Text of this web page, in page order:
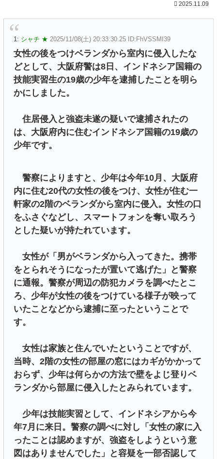
2025.11.09
1: シャチ ★ 2025/11/08(土) 20:33:30.25 ID:FhVSSMI39
女性の後をつけベランダから室内に侵入したな
どとして、大阪府警は8日、インドネシア国籍の
技能実習生の19歳の少年を逮捕したことを明ら
かにしました。
住居侵入と強盗未遂の疑いで逮捕されたの
は、大阪府内に住むインドネシア国籍の19歳の
少年です。
警察によりますと、少年は今年10月、大阪府
内に住む20代の女性の後をつけ、女性が住む一
軒家の2階のベランダから室内に侵入。女性の口
をふさぐなどし、スマートフォンを奪い取ろう
とした疑いが持たれています。
女性が「男がベランダから入ってきた。携帯
をとられそうになったが置いて逃げた」と警察
に通報。警察が周辺の防犯カメラを調べたとこ
ろ、少年が女性の後をつけている様子が映って
いたことなどから逮捕に至ったということで
す。
女性は家族と住んでいたということですが、
当時、2階の女性の部屋の窓にはカギがかかって
おらず、少年は何らかの方法で壁をよじ登りベ
ランダから部屋に侵入したとみられています。
少年は技能実習として、インドネシアから今
年7月に来日。警察の調べに対し「女性の家に入
ったことは認めますが、強盗をしようという意
図はありませんでした」と容疑を一部否認して